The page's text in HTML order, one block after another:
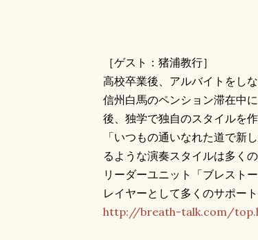
［ゲスト：猪浦教行］
高校卒業後、アルバイトをし
信州白馬のペンション滞在中
後、独学で独自のスタイルを作
「いつもの通いなれた道で新
るような演奏スタイルは多く
リーダーユニット「ブレスト
レイヤーとして多くのサポー
http://breath-talk.com/